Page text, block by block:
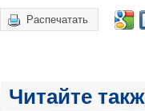
Распечатать
Читайте